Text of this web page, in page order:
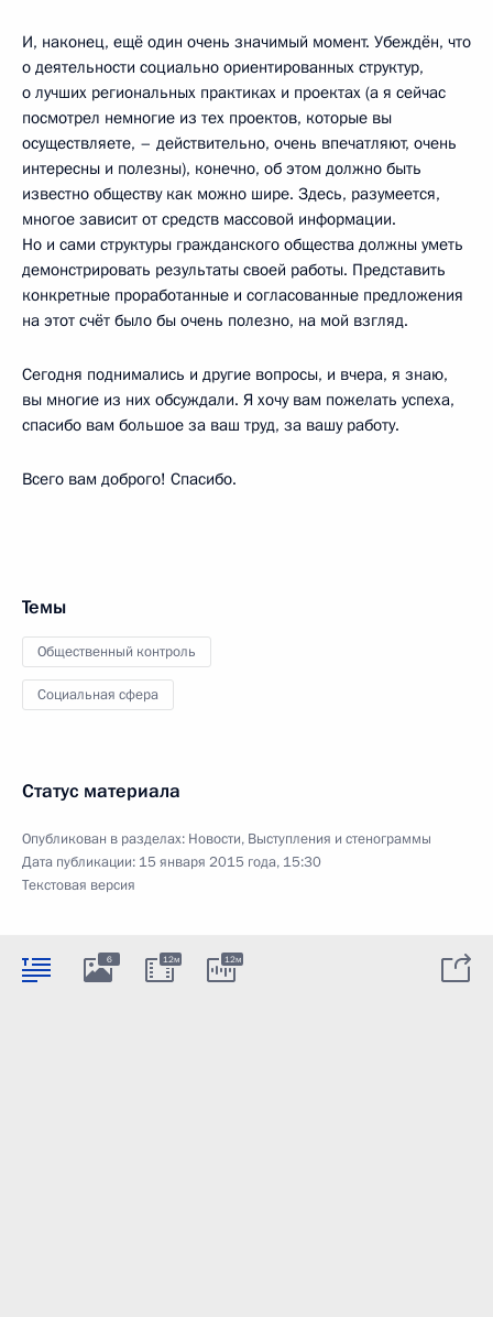
И, наконец, ещё один очень значимый момент. Убеждён, что
о деятельности социально ориентированных структур,
о лучших региональных практиках и проектах (а я сейчас
посмотрел немногие из тех проектов, которые вы
осуществляете, – действительно, очень впечатляют, очень
интересны и полезны), конечно, об этом должно быть
известно обществу как можно шире. Здесь, разумеется,
многое зависит от средств массовой информации.
Но и сами структуры гражданского общества должны уметь
демонстрировать результаты своей работы. Представить
конкретные проработанные и согласованные предложения
на этот счёт было бы очень полезно, на мой взгляд.
Сегодня поднимались и другие вопросы, и вчера, я знаю,
вы многие из них обсуждали. Я хочу вам пожелать успеха,
спасибо вам большое за ваш труд, за вашу работу.
Всего вам доброго! Спасибо.
Темы
Общественный контроль
Социальная сфера
Статус материала
Опубликован в разделах: Новости, Выступления и стенограммы
Дата публикации: 15 января 2015 года, 15:30
Текстовая версия
6 12м 12м